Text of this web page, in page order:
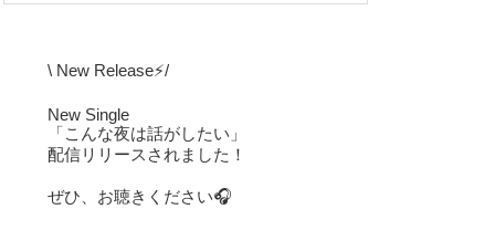
\ New Release⚡️/
New Single
「こんな夜は話がしたい」
配信リリースされました！
ぜひ、お聴きください🎧